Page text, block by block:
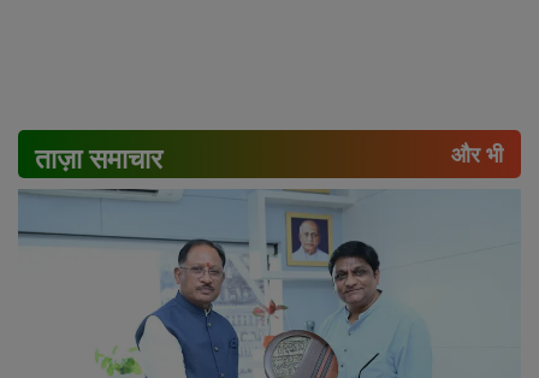
ताज़ा समाचार और भी